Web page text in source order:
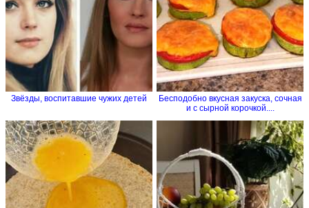
Звёзды, воспитавшие чужих детей
Бесподобно вкусная закуска, сочная
и с сырной корочкой....